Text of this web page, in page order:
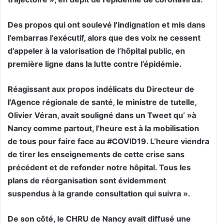
Des propos qui ont soulevé l’indignation et mis dans
l’embarras l’exécutif, alors que des voix ne cessent
d’appeler à la valorisation de l’hôpital public, en
première ligne dans la lutte contre l’épidémie.
Réagissant aux propos indélicats du Directeur de
l’Agence régionale de santé, le ministre de tutelle,
Olivier Véran, avait souligné dans un Tweet qu’ »à
Nancy comme partout, l’heure est à la mobilisation
de tous pour faire face au #COVID19. L’heure viendra
de tirer les enseignements de cette crise sans
précédent et de refonder notre hôpital. Tous les
plans de réorganisation sont évidemment
suspendus à la grande consultation qui suivra ».
De son côté, le CHRU de Nancy avait diffusé une